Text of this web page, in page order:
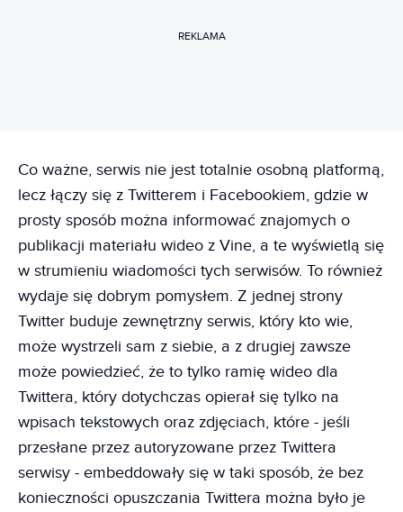
REKLAMA
Co ważne, serwis nie jest totalnie osobną platformą,
lecz łączy się z Twitterem i Facebookiem, gdzie w
prosty sposób można informować znajomych o
publikacji materiału wideo z Vine, a te wyświetlą się
w strumieniu wiadomości tych serwisów. To również
wydaje się dobrym pomysłem. Z jednej strony
Twitter buduje zewnętrzny serwis, który kto wie,
może wystrzeli sam z siebie, a z drugiej zawsze
może powiedzieć, że to tylko ramię wideo dla
Twittera, który dotychczas opierał się tylko na
wpisach tekstowych oraz zdjęciach, które - jeśli
przesłane przez autoryzowane przez Twittera
serwisy - embeddowały się w taki sposób, że bez
konieczności opuszczania Twittera można było je